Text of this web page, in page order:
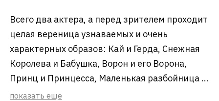
Всего два актера, а перед зрителем проходит
целая вереница узнаваемых и очень
характерных образов: Кай и Герда, Снежная
Королева и Бабушка, Ворон и его Ворона,
Принц и Принцесса, Маленькая разбойница ...
показать еще